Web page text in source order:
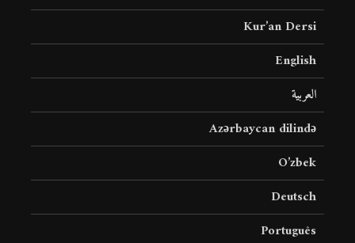
Kur’an Dersi
English
العربية
Azərbaycan dilində
O’zbek
Deutsch
Português